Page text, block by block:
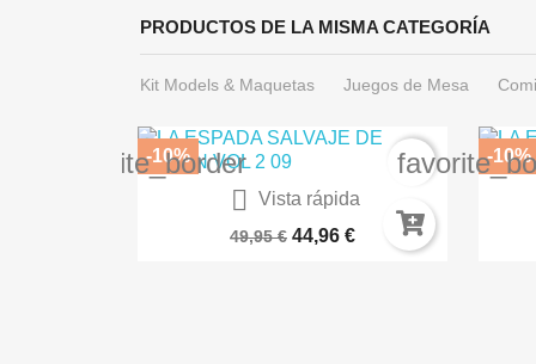
PRODUCTOS DE LA MISMA CATEGORÍA
Kit Models & Maquetas Juegos de Mesa
favorite_border

Vista rápida
What If? Imagina (Marvel...
49,95 € 44,96 €
-10% -10%